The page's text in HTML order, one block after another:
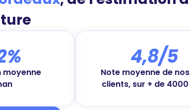
moyenne
4,8/5
Note moyenne de
clients, sur + de 4000